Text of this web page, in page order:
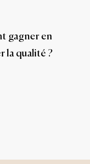
gagner en
la qualité ?